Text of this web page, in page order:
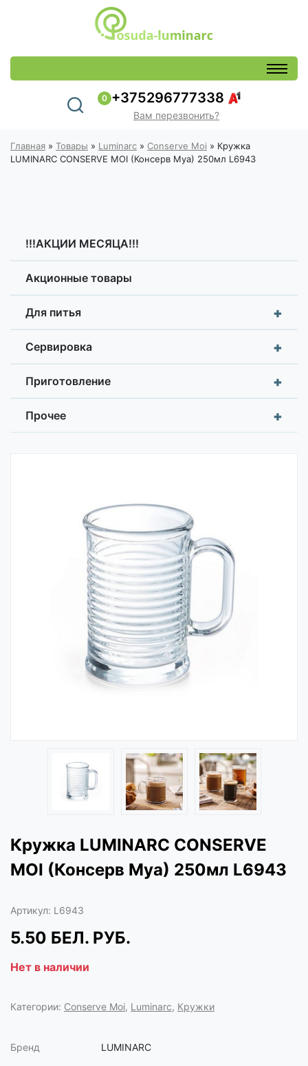
0 +375296777338
Вам перезвонить?
Главная » Товары » Luminarc » Conserve Moi » Кружка
LUMINARC CONSERVE MOI (Консерв Муа) 250мл L6943
!!!АКЦИИ МЕСЯЦА!!!
Акционные товары
+
Для питья
+
Сервировка
+
Приготовление
+
Прочее
Кружка LUMINARC CONSERVE
MOI (Консерв Муа) 250мл L6943
Артикул: L6943
5.50 БЕЛ. РУБ.
Нет в наличии
Категории: Conserve Moi, Luminarc, Кружки
Бренд LUMINARC